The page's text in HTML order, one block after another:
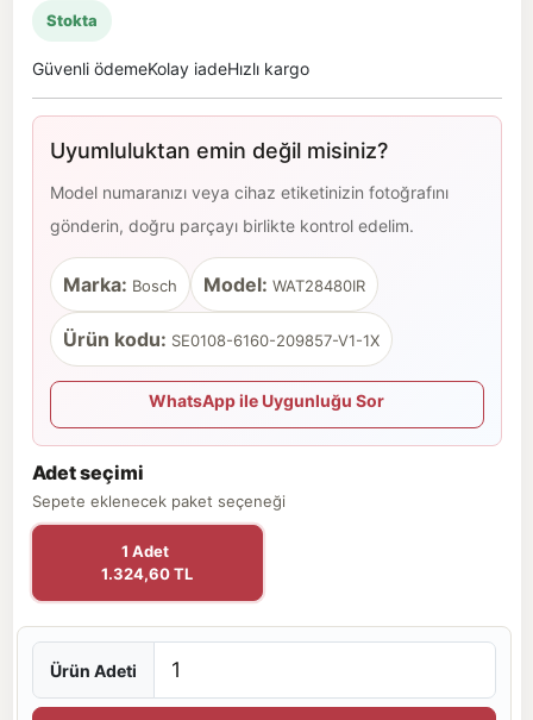
Stokta
Güvenli ödemeKolay iadeHızlı kargo
Uyumluluktan emin değil misiniz?
Model numaranızı veya cihaz etiketinizin fotoğrafını
gönderin, doğru parçayı birlikte kontrol edelim.
Marka: Bosch Model: WAT28480IR
Ürün kodu: SE0108-6160-209857-V1-1X
WhatsApp ile Uygunluğu Sor
Adet seçimi
Sepete eklenecek paket seçeneği
1 Adet
1.324,60 TL
Ürün Adeti